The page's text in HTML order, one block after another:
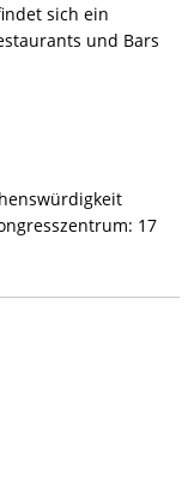
sich ein
und Bars
17